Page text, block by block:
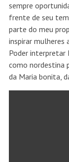
sempre
frente de seu
parte do meu
inspirar mulheres
Poder interpretar
como nordestina
da Maria bonita,